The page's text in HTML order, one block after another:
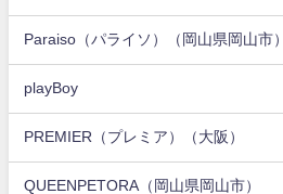
Paraiso（パライソ）（岡山県岡山市）
playBoy
PREMIER（プレミア）（大阪）
QUEENPETORA（岡山県岡山市）